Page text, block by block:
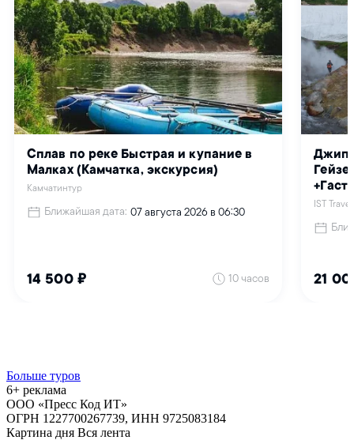
Больше туров
6+ реклама
ООО «Пресс Код ИТ»
ОГРН 1227700267739, ИНН 9725083184
Картина дня Вся лента